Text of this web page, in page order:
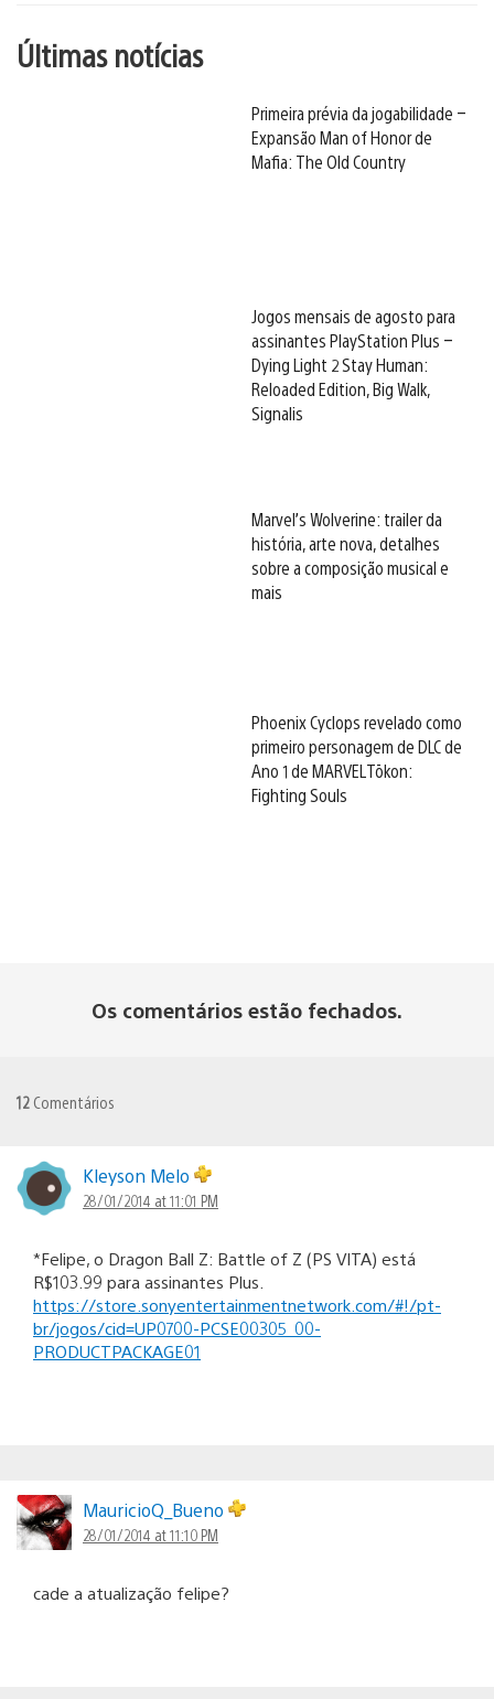
Últimas notícias
Primeira prévia da jogabilidade –
Expansão Man of Honor de
Mafia: The Old Country
Jogos mensais de agosto para
assinantes PlayStation Plus –
Dying Light 2 Stay Human:
Reloaded Edition, Big Walk,
Signalis
Marvel’s Wolverine: trailer da
história, arte nova, detalhes
sobre a composição musical e
mais
Phoenix Cyclops revelado como
primeiro personagem de DLC de
Ano 1 de MARVEL Tōkon:
Fighting Souls
Os comentários estão fechados.
12 Comentários
Kleyson Melo
28/01/2014 at 11:01 PM
*Felipe, o Dragon Ball Z: Battle of Z (PS VITA) está
R$103.99 para assinantes Plus.
https://store.sonyentertainmentnetwork.com/#!/pt-
br/jogos/cid=UP0700-PCSE00305_00-
PRODUCTPACKAGE01
MauricioQ_Bueno
28/01/2014 at 11:10 PM
cade a atualização felipe?